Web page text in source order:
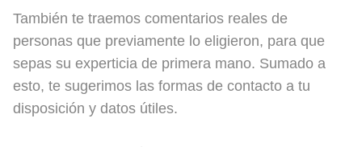
También te traemos comentarios reales de
personas que previamente lo eligieron, para que
sepas su experticia de primera mano. Sumado a
esto, te sugerimos las formas de contacto a tu
disposición y datos útiles.